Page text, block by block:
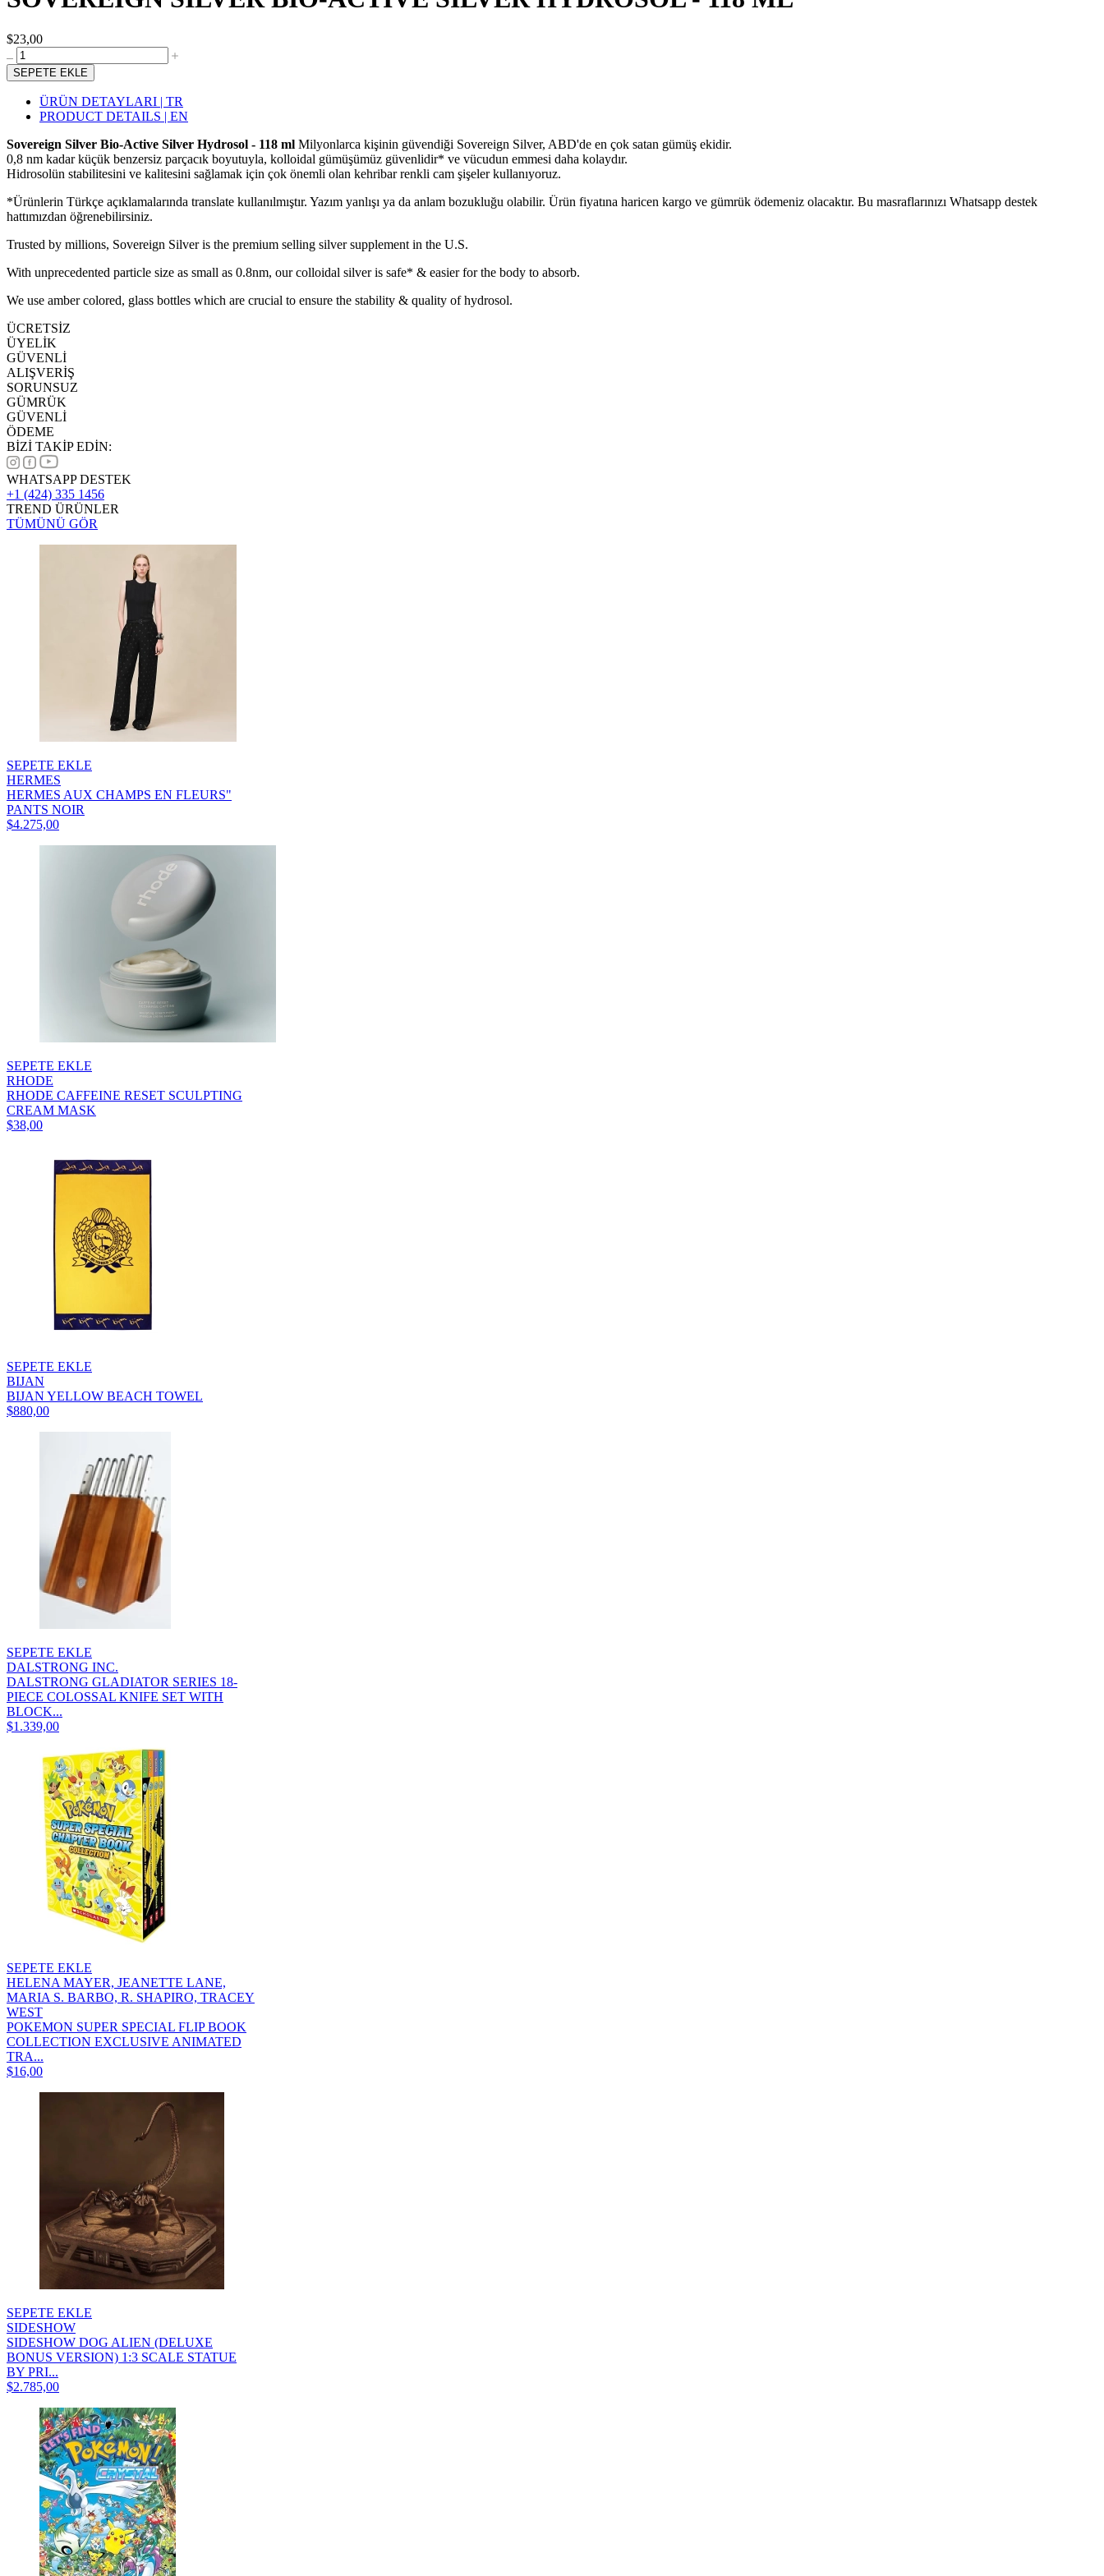
$23,00
SEPETE EKLE
ÜRÜN DETAYLARI | TR
PRODUCT DETAILS | EN
Sovereign Silver Bio-Active Silver Hydrosol - 118 ml Milyonlarca kişinin güvendiği Sovereign Silver, ABD'de en çok satan gümüş ekidir.
0,8 nm kadar küçük benzersiz parçacık boyutuyla, kolloidal gümüşümüz güvenlidir* ve vücudun emmesi daha kolaydır.
Hidrosolün stabilitesini ve kalitesini sağlamak için çok önemli olan kehribar renkli cam şişeler kullanıyoruz.
*Ürünlerin Türkçe açıklamalarında translate kullanılmıştır. Yazım yanlışı ya da anlam bozukluğu olabilir. Ürün fiyatına haricen kargo ve gümrük ödemeniz olacaktır. Bu masraflarınızı Whatsapp destek
hattımızdan öğrenebilirsiniz.
Trusted by millions, Sovereign Silver is the premium selling silver supplement in the U.S.
With unprecedented particle size as small as 0.8nm, our colloidal silver is safe* & easier for the body to absorb.
We use amber colored, glass bottles which are crucial to ensure the stability & quality of hydrosol.
ÜCRETSİZ
ÜYELİK
GÜVENLİ
ALIŞVERİŞ
SORUNSUZ
GÜMRÜK
GÜVENLİ
ÖDEME
BİZİ TAKİP EDİN:
WHATSAPP DESTEK
+1 (424) 335 1456
TREND ÜRÜNLER
TÜMÜNÜ GÖR
SEPETE EKLE
HERMES
HERMES AUX CHAMPS EN FLEURS"
PANTS NOIR
$4.275,00
SEPETE EKLE
RHODE
RHODE CAFFEINE RESET SCULPTING
CREAM MASK
$38,00
SEPETE EKLE
BIJAN
BIJAN YELLOW BEACH TOWEL
$880,00
SEPETE EKLE
DALSTRONG INC.
DALSTRONG GLADIATOR SERIES 18-
PIECE COLOSSAL KNIFE SET WITH
BLOCK...
$1.339,00
SEPETE EKLE
HELENA MAYER, JEANETTE LANE,
MARIA S. BARBO, R. SHAPIRO, TRACEY
WEST
POKEMON SUPER SPECIAL FLIP BOOK
COLLECTION EXCLUSIVE ANIMATED
TRA...
$16,00
SEPETE EKLE
SIDESHOW
SIDESHOW DOG ALIEN (DELUXE
BONUS VERSION) 1:3 SCALE STATUE
BY PRI...
$2.785,00